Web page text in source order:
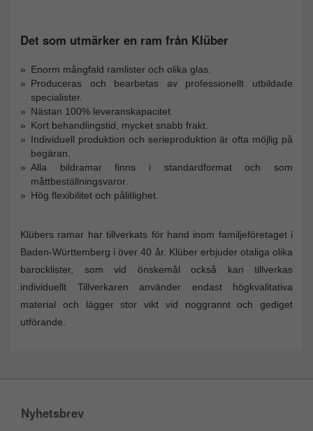
Det som utmärker en ram från Klüber
Enorm mångfald ramlister och olika glas.
Produceras och bearbetas av professionellt utbildade
specialister.
Nästan 100% leveranskapacitet.
Kort behandlingstid, mycket snabb frakt.
Individuell produktion och serieproduktion är ofta möjlig på
begäran.
Alla bildramar finns i standardformat och som
måttbeställningsvaror.
Hög flexibilitet och pålitlighet.
Klübers ramar har tillverkats för hand inom familjeföretaget i
Baden-Württemberg i över 40 år. Klüber erbjuder otaliga olika
barocklister, som vid önskemål också kan tillverkas
individuellt Tillverkaren använder endast högkvalitativa
material och lägger stor vikt vid noggrannt och gediget
utförande.
Nyhetsbrev